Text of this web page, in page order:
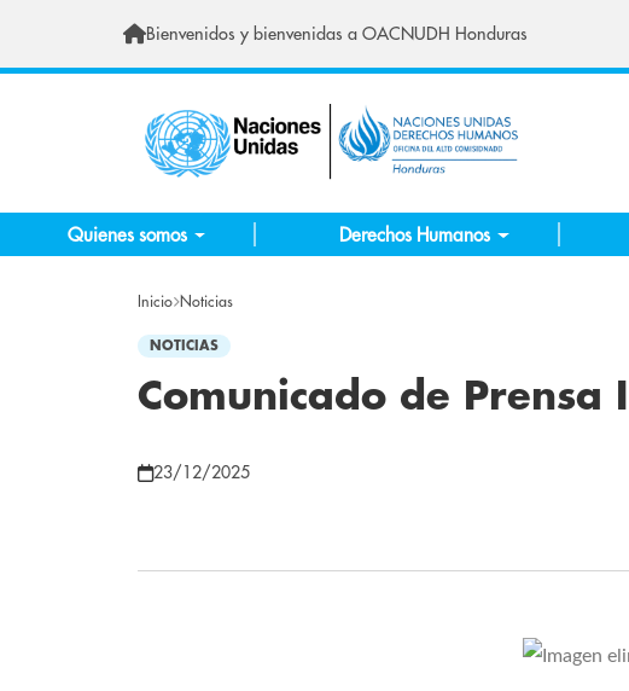
Bienvenidos y bienvenidas a OACNUDH Honduras
Quienes somos Derechos Humanos
Inicio Noticias
NOTICIAS
Comunicado de
23/12/2025